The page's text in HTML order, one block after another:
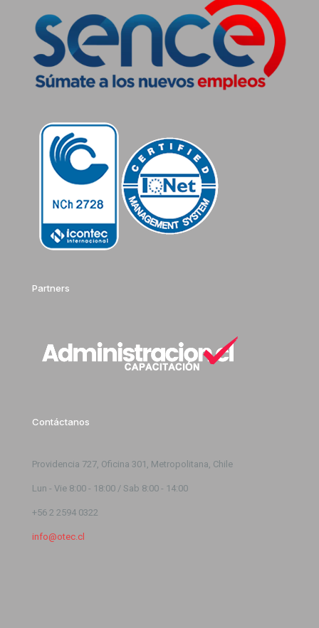
Partners
Contáctanos
Providencia 727, Oficina 301, Metropolitana, Chile
Lun - Vie 8:00 - 18:00 / Sab 8:00 - 14:00
+56 2 2594 0322
info@otec.cl